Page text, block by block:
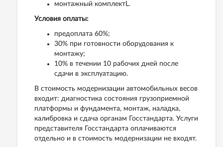
монтажный комплектL.
Условия оплаты:
предоплата 60%;
30% при готовности оборудования к
монтажу;
10% в течении 10 рабочих дней после
сдачи в эксплуатацию.
В стоимость модернизации автомобильных весов
входит: диагностика состояния грузоприемной
платформы и фундамента, монтаж, наладка,
калибровка и сдача органам Госстандарта. Услуги
представителя Госстандарта оплачиваются
отдельно и в стоимость модернизации не входят.